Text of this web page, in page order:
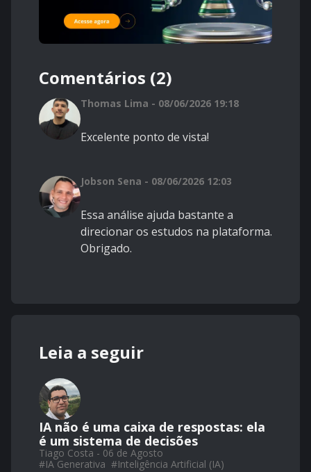
Comentários (2)
Thomas Lima - 08/06/2026 19:18
Excelente ponto de vista!
Jobson Sena - 08/06/2026 12:03
Essa análise ajuda bastante a
direcionar os estudos na plataforma.
Obrigado.
Leia a seguir
IA não é uma caixa de respostas: ela
é um sistema de decisões
Tiago Costa - 06 de Agosto
#IA Generativa #Inteligência Artificial (IA)